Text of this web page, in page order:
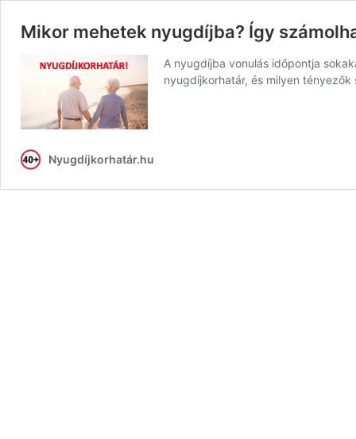
Mikor mehetek nyugdíjba? Így
A nyugdíjba vonulás időpontja
nyugdíjkorhatár, és milyen tényezők
Nyugdíjkorhatár.hu